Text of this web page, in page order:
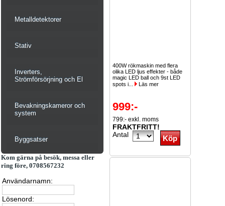
Metalldetektorer
Stativ
Inverters,
Strömförsörjning och El
Bevakningskameror och
system
Byggsatser
Kom gärna på besök, messa eller
ring före, 0708567232
Användarnamn:
Lösenord:
400W rökmaskin med flera
olika LED ljus effekter - både
magic LED ball och 9st LED
spots i...
Läs mer
999:-
799:- exkl. moms
FRAKTFRITT!
Antal